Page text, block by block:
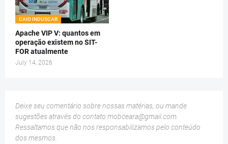
CAIO INDUSCAR
Apache VIP V: quantos em
operação existem no SIT-
FOR atualmente
July 14, 2026
Deixe seu comentário sobre nossas matérias, ou mande
sugestões através do contato mobceara@gmail.com
Ressaltamos que não nos responsabilizamos pelo conteúdo
dos mesmos.